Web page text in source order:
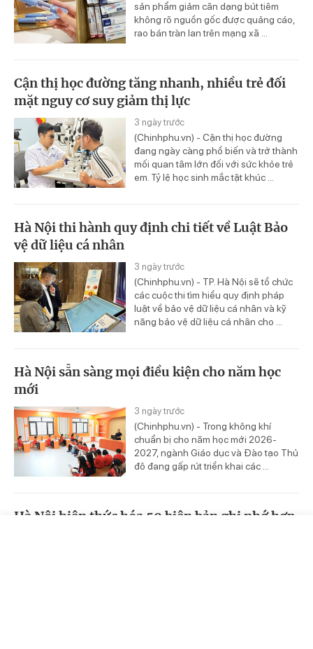
sản phẩm giảm cân dạng bút tiêm
không rõ nguồn gốc được quảng cáo,
rao bán tràn lan trên mạng xã ...
Cận thị học đường tăng nhanh, nhiều trẻ đối
mặt nguy cơ suy giảm thị lực
3 ngày trước
(Chinhphu.vn) - Cận thị học đường
đang ngày càng phổ biến và trở thành
mối quan tâm lớn đối với sức khỏe trẻ
em. Tỷ lệ học sinh mắc tật khúc ...
Hà Nội thi hành quy định chi tiết về Luật Bảo
vệ dữ liệu cá nhân
3 ngày trước
(Chinhphu.vn) - TP. Hà Nội sẽ tổ chức
các cuộc thi tìm hiểu quy định pháp
luật về bảo vệ dữ liệu cá nhân và kỹ
năng bảo vệ dữ liệu cá nhân cho ...
Hà Nội sẵn sàng mọi điều kiện cho năm học
mới
3 ngày trước
(Chinhphu.vn) - Trong không khí
chuẩn bị cho năm học mới 2026-
2027, ngành Giáo dục và Đào tạo Thủ
đô đang gấp rút triển khai các ...
Hà Nội hiện thức hóa 50 biên bản ghi nhớ hợp